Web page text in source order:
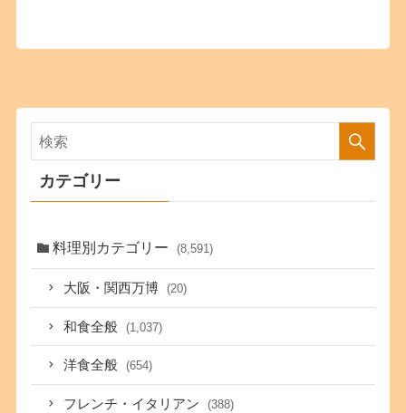
カテゴリー
料理別カテゴリー (8,591)
大阪・関西万博 (20)
和食全般 (1,037)
洋食全般 (654)
フレンチ・イタリアン (388)